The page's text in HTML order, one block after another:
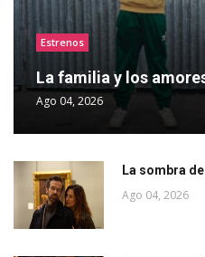
Estrenos
La familia y los
Ago 04, 2026
La sombra
Ago 04, 2026